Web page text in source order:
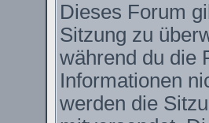
Dieses Forum
Sitzung zu
während du die
Informationen
werden die